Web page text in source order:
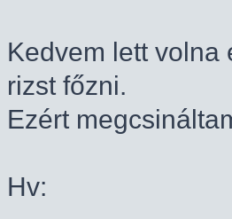
Kedvem lett volna
rizst főzni.
Ezért
Hv: